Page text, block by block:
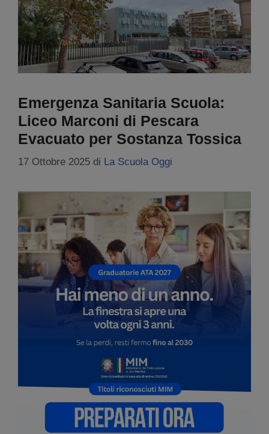
Emergenza Sanitaria Scuola:
Liceo Marconi di Pescara
Evacuato per Sostanza Tossica
17 Ottobre 2025 di La Scuola Oggi